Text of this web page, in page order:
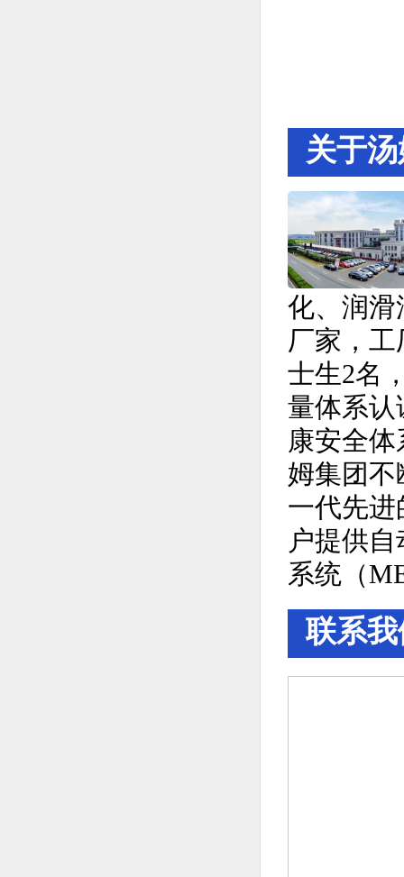
关于
化、润滑
厂家，工
士生2名
量体系认
康安全
姆集团不
一代先进
户提供
系统（
联系